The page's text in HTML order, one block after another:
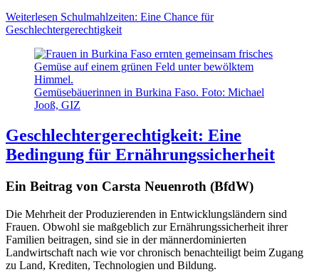
Weiterlesen Schulmahlzeiten: Eine Chance für
Geschlechtergerechtigkeit
Gemüsebäuerinnen in Burkina Faso. Foto: Michael
Jooß, GIZ
Geschlechtergerechtigkeit: Eine
Bedingung für Ernährungssicherheit
Ein Beitrag von Carsta Neuenroth (BfdW)
Die Mehrheit der Produzierenden in Entwicklungsländern sind
Frauen. Obwohl sie maßgeblich zur Ernährungssicherheit ihrer
Familien beitragen, sind sie in der männerdominierten
Landwirtschaft nach wie vor chronisch benachteiligt beim Zugang
zu Land, Krediten, Technologien und Bildung.